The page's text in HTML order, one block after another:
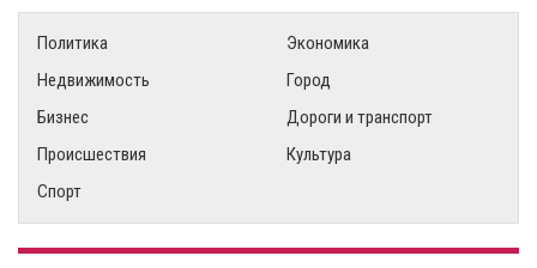
Политика
Экономика
Недвижимость
Город
Бизнес
Дороги и транспорт
Происшествия
Культура
Спорт